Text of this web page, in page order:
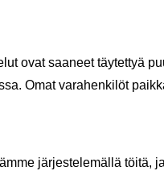
ovat saa­neet täy­tet­tyä
Omat va­ra­hen­ki­löt
jär­jes­te­le­mäl­lä töitä,